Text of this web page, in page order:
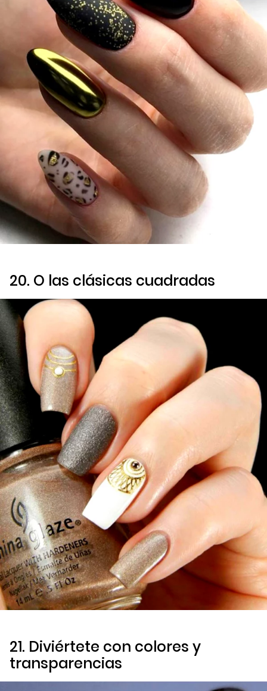
20. O las clásicas cuadradas
21. Diviértete con colores y
transparencias